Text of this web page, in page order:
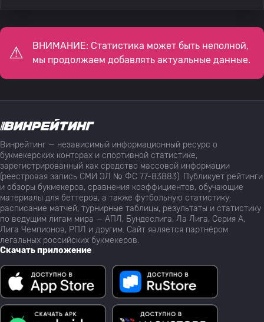
ВНИМАНИЕ: Статистика может быть неполной,
мы продолжаем добавлять актуальные данные.
Винрейтинг — независимый информационный ресурс о
букмекерских конторах и спортивной статистике,
зарегистрированный как средство массовой информации
(реестровая запись СМИ ЭЛ № ФС 77-83883). Публикует рейтинги
и обзоры букмекеров, сравнения коэффициентов, обучающие
материалы для беттеров, а также футбольную статистику:
расписание матчей, турнирные таблицы, результаты и статистику
по ведущим лигам мира — АПЛ, Бундеслига, Ла Лига, Серия А,
Лига Чемпионов, РПЛ и другим. Сайт является партнёром
легальных российских букмекеров.
Скачать приложение